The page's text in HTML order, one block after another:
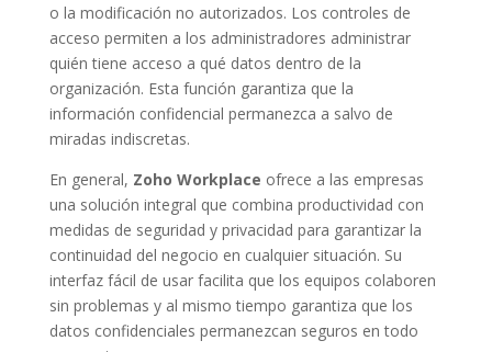
o la modificación no autorizados. Los controles de
acceso permiten a los administradores administrar
quién tiene acceso a qué datos dentro de la
organización. Esta función garantiza que la
información confidencial permanezca a salvo de
miradas indiscretas.
En general, Zoho Workplace ofrece a las empresas
una solución integral que combina productividad con
medidas de seguridad y privacidad para garantizar la
continuidad del negocio en cualquier situación. Su
interfaz fácil de usar facilita que los equipos colaboren
sin problemas y al mismo tiempo garantiza que los
datos confidenciales permanezcan seguros en todo